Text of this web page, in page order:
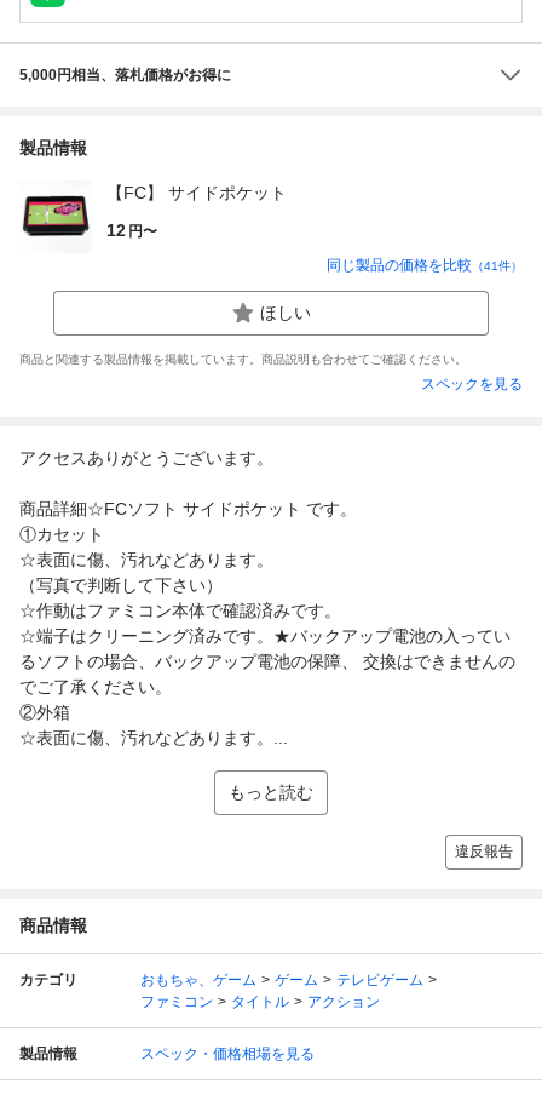
5,000円相当、落札価格がお得に
製品情報
【FC】 サイドポケット
12 円〜
同じ製品の価格を比較 （41件）
ほしい
商品と関連する製品情報を掲載しています。商品説明も合わせてご確認ください。
スペックを見る
アクセスありがとうございます。
商品詳細☆FCソフト サイドポケット です。
①カセット
☆表面に傷、汚れなどあります。
（写真で判断して下さい）
☆作動はファミコン本体で確認済みです。
☆端子はクリーニング済みです。★バックアップ電池の入ってい
るソフトの場合、バックアップ電池の保障、 交換はできませんの
でご了承ください。
②外箱
☆表面に傷、汚れなどあります。...
もっと読む
違反報告
商品情報
カテゴリ おもちゃ、ゲーム ゲーム
テレビゲーム
ファミコン
タイトル アクション
製品情報 スペック・価格相場を見る